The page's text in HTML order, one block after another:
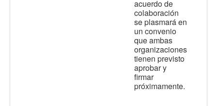
acuerdo de
colaboración
se plasmará en
un convenio
que ambas
organizaciones
tienen previsto
aprobar y
firmar
próximamente.